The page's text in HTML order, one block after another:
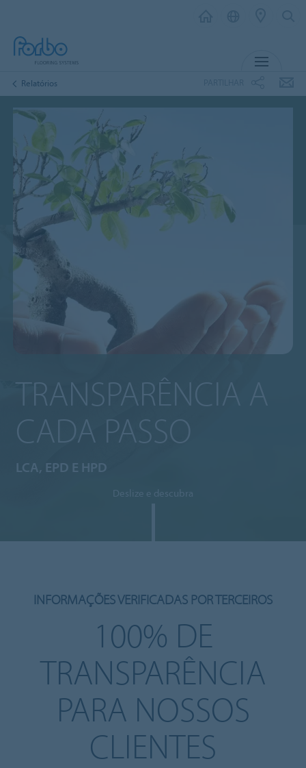
Relatórios
TRANSPARÊNCIA A
CADA PASSO
LCA, EPD E HPD
Deslize e descubra
INFORMAÇÕES VERIFICADAS POR TERCEIROS
100% DE
TRANSPARÊNCIA
PARA NOSSOS
CLIENTES